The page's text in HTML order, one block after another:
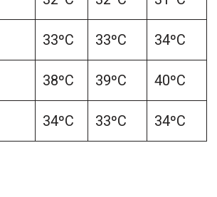
33ºC 33ºC 34ºC
38ºC 39ºC 40ºC
34ºC 33ºC 34ºC